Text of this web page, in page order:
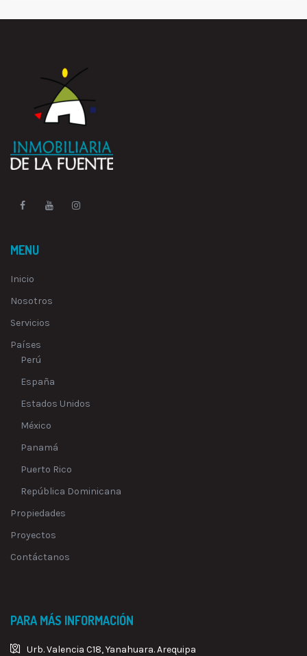
MENU
Inicio
Nosotros
Servicios
Países
Perú
España
Estados Unidos
México
Panamá
Puerto Rico
República Dominicana
Propiedades
Proyectos
Contáctanos
PARA MÁS INFORMACIÓN
Urb. Valencia C18, Yanahuara. Arequipa